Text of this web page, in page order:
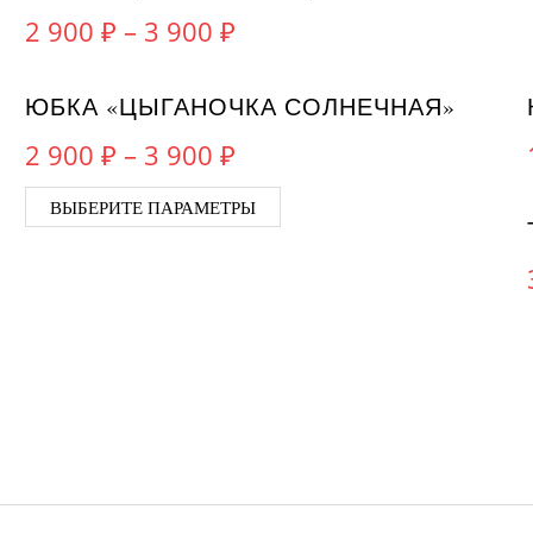
2 900 ₽ – 3 900 ₽
ЮБКА «ЦЫГАНОЧКА СОЛНЕЧНАЯ»
2 900 ₽ – 3 900 ₽
ВЫБЕРИТЕ ПАРАМЕТРЫ